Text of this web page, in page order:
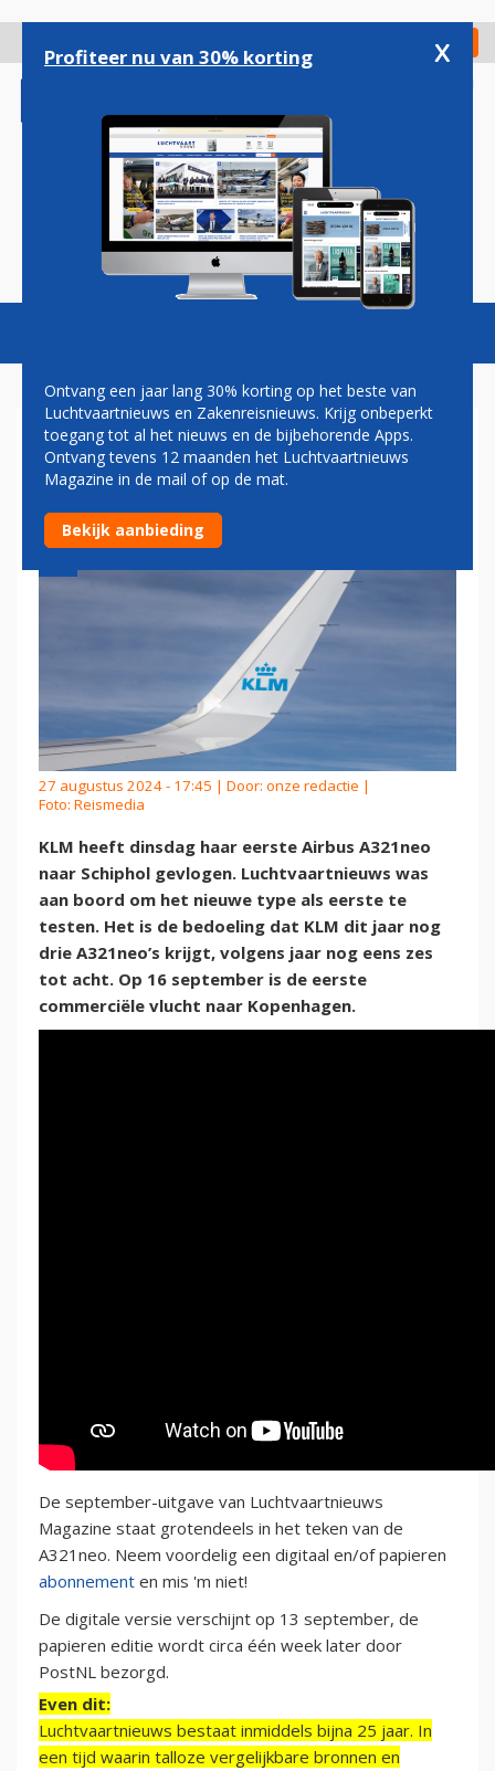
gaan
Check in
Magazine Podcasts Vacatures
VIDEO: KLM VLIEGT EERSTE
AIRBUS A321NEO NAAR HUIS
27 augustus 2024 - 17:45 | Door: onze redactie |
Foto: Reismedia
KLM heeft dinsdag haar eerste Airbus A321neo
naar Schiphol gevlogen. Luchtvaartnieuws was
aan boord om het nieuwe type als eerste te
testen. Het is de bedoeling dat KLM dit jaar nog
drie A321neo’s krijgt, volgens jaar nog eens zes
tot acht. Op 16 september is de eerste
commerciële vlucht naar Kopenhagen.
De september-uitgave van Luchtvaartnieuws
Magazine staat grotendeels in het teken van de
A321neo. Neem voordelig een digitaal en/of papieren
abonnement en mis 'm niet!
De digitale versie verschijnt op 13 september, de
papieren editie wordt circa één week later door
PostNL bezorgd.
Even dit:
Luchtvaartnieuws bestaat inmiddels bijna 25 jaar. In
een tijd waarin talloze vergelijkbare bronnen en
Profiteer nu van 30% korting x
Ontvang een jaar lang 30% korting op het beste van
Luchtvaartnieuws en Zakenreisnieuws. Krijg onbeperkt
toegang tot al het nieuws en de bijbehorende Apps.
Ontvang tevens 12 maanden het Luchtvaartnieuws
Magazine in de mail of op de mat.
Bekijk aanbieding